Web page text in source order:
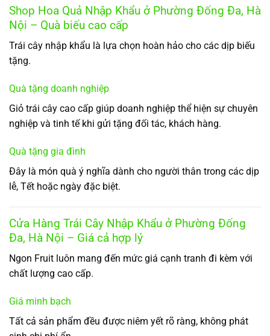
Shop Hoa Quả Nhập Khẩu ở Phường Đống Đa, Hà
Nội – Quà biếu cao cấp
Trái cây nhập khẩu là lựa chọn hoàn hảo cho các dịp biếu
tặng.
Quà tặng doanh nghiệp
Giỏ trái cây cao cấp giúp doanh nghiệp thể hiện sự chuyên
nghiệp và tinh tế khi gửi tặng đối tác, khách hàng.
Quà tặng gia đình
Đây là món quà ý nghĩa dành cho người thân trong các dịp
lễ, Tết hoặc ngày đặc biệt.
Cửa Hàng Trái Cây Nhập Khẩu ở Phường Đống
Đa, Hà Nội – Giá cả hợp lý
Ngon Fruit luôn mang đến mức giá cạnh tranh đi kèm với
chất lượng cao cấp.
Giá minh bạch
Tất cả sản phẩm đều được niêm yết rõ ràng, không phát